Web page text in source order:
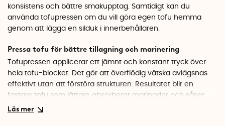
konsistens och bättre smakupptag. Samtidigt kan du
använda tofupressen om du vill göra egen tofu hemma
genom att lägga en silduk i innerbehållaren.
Pressa tofu för bättre tillagning och marinering
Tofupressen applicerar ett jämnt och konstant tryck över
hela tofu-blocket. Det gör att överflödig vätska avlägsnas
effektivt utan att förstöra strukturen. Resultatet blir en
fastare tofu som lättare absorberar marinader och såser
och får bättre textur vid tillagning.